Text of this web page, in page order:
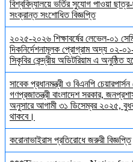
বিশ্ববিদ্যালয়ে ভর্তির সুযোগ পাওয়া
সংক্রান্ত সংশোধিত বিজ্ঞপ্তি
২০২৫-২০২৬ শিক্ষাবর্ষের লেভেল-০১
দিকনির্দেশনামূলক প্রোগ্রাম অদ্য ০২-
সিকৃবির কেন্দ্রীয় অডিটরিয়াম এ অনুষ্ঠিত
সাবেক প্রধানমন্ত্রী ও বিএনপি
গণপ্রজাতন্ত্রী বাংলাদেশ সরকার,
অনুসারে আগামী ৩১ ডিসেম্বর ২০২৫,
থাকবে।
করোনাভাইরাস প্রতিরোধে জরুরী বিজ্ঞপ্তি